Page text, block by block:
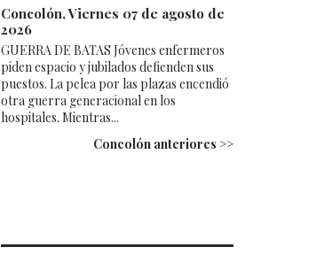
Concolón, Viernes 07 de agosto de
2026
GUERRA DE BATAS Jóvenes enfermeros
piden espacio y jubilados defienden sus
puestos. La pelea por las plazas encendió
otra guerra generacional en los
hospitales. Mientras...
Concolón anteriores >>